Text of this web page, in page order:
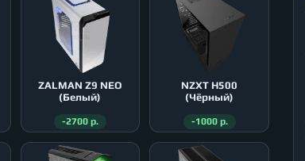
ZALMAN Z9 NEO
(Белый)
-2700 р.
NZXT H500
(Чёрный)
-1000 р.